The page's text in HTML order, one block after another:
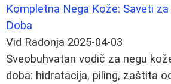
Kompletna Nega Kože: Saveti
Doba
Vid Radonja 2025-04-03
Sveobuhvatan vodič za negu
doba: hidratacija, piling, zaštita